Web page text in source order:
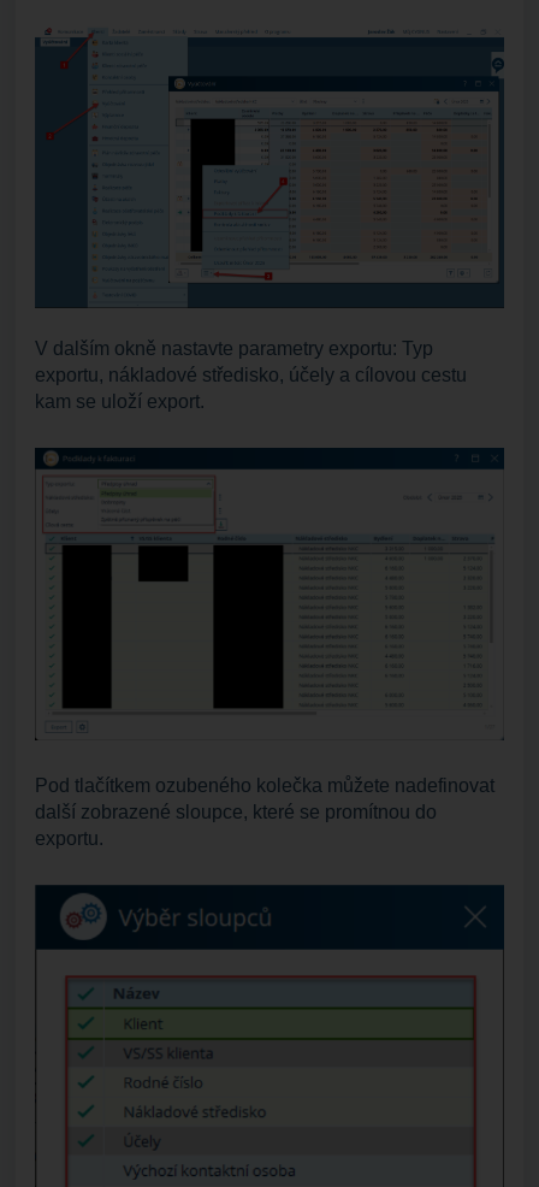
V dalším okně nastavte parametry exportu: Typ
exportu, nákladové středisko, účely a cílovou cestu
kam se uloží export.
Pod tlačítkem ozubeného kolečka můžete nadefinovat
další zobrazené sloupce, které se promítnou do
exportu.